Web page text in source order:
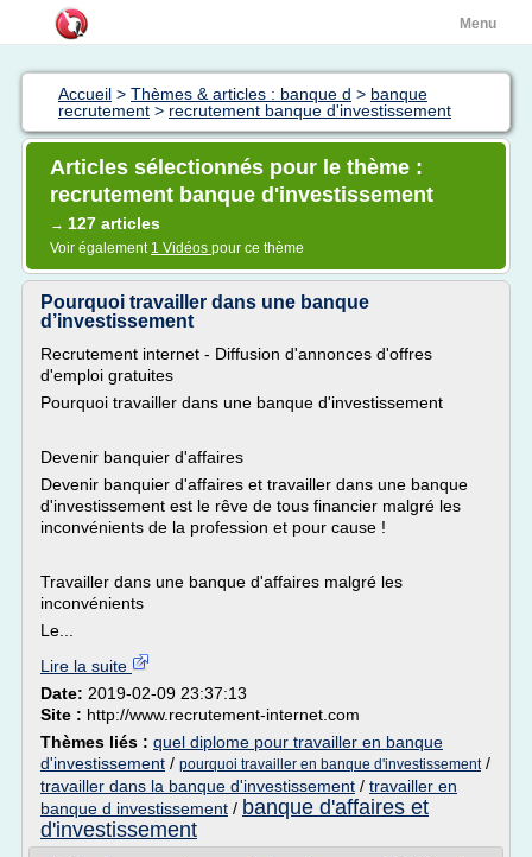
Menu
Accueil > Thèmes & articles : banque d > banque
recrutement > recrutement banque d'investissement
Articles sélectionnés pour le thème :
recrutement banque d'investissement
→ 127 articles
Voir également 1 Vidéos pour ce thème
Pourquoi travailler dans une banque
d’investissement
Recrutement internet - Diffusion d'annonces d'offres
d'emploi gratuites
Pourquoi travailler dans une banque d'investissement
Devenir banquier d'affaires
Devenir banquier d'affaires et travailler dans une banque
d'investissement est le rêve de tous financier malgré les
inconvénients de la profession et pour cause !
Travailler dans une banque d'affaires malgré les
inconvénients
Le...
Lire la suite
Date: 2019-02-09 23:37:13
Site : http://www.recrutement-internet.com
Thèmes liés : quel diplome pour travailler en banque
d'investissement / pourquoi travailler en banque d'investissement/
travailler dans la banque d'investissement / travailler en
banque d investissement / banque d'affaires et
d'investissement